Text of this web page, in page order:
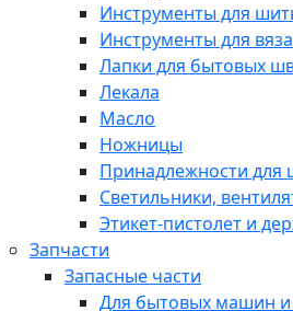
Инструменты для
Инструменты для
Лапки для бытовых
Лекала
Масло
Ножницы
Принадлежности
Светильники,
Этикет-пистолет и
Запчасти
Запасные части
Для бытовых машин и